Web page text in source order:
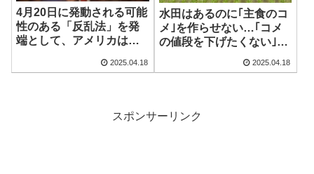
4月20日に発動される可能
性のある「反乱法」を発
端として、アメリカは歴
2025.04.18
水田はあるのに｢主食のコ
メ｣を作らせない…｢コメ
の値段を下げたくない｣農
反の実態
2025.04.18
スポンサーリンク